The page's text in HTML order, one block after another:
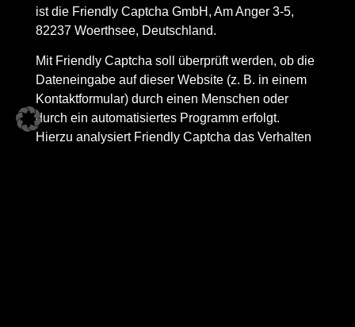
ist die Friendly Captcha GmbH, Am Anger 3-5,
82237 Woerthsee, Deutschland.
Mit Friendly Captcha soll überprüft werden, ob die
Dateneingabe auf dieser Website (z. B. in einem
Kontaktformular) durch einen Menschen oder
durch ein automatisiertes Programm erfolgt.
Hierzu analysiert Friendly Captcha das Verhalten